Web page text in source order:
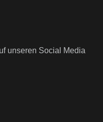
unseren Social Media